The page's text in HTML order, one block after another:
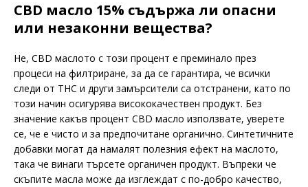
CBD масло 15% съдържа ли опасни
или незаконни вещества?
Не, CBD маслото с този процент е преминало през
процеси на филтриране, за да се гарантира, че всички
следи от THC и други замърсители са отстранени, като по
този начин осигурява висококачествен продукт. Без
значение какъв процент CBD масло използвате, уверете
се, че е чисто и за предпочитане органично. Синтетичните
добавки могат да намалят полезния ефект на маслото,
така че винаги търсете органичен продукт. Въпреки че
скъпите масла може да изглеждат с по-добро качество,